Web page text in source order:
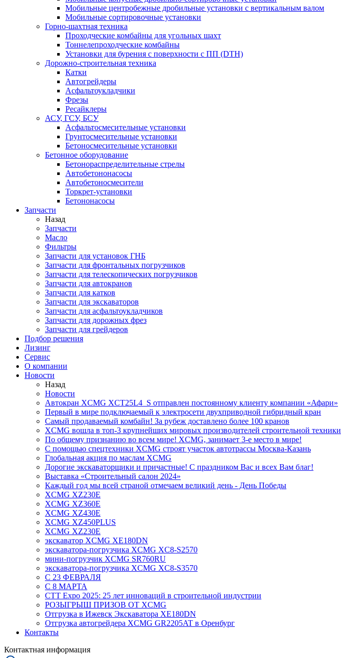
Мобильные центробежные дробильные установки с вертикальным валом
Мобильные сортировочные установки
Горно-шахтная техника
Проходческие комбайны для угольных шахт
Тоннелепроходческие комбайны
Установки для бурения с поверхности с ПП (DTH)
Дорожно-строительная техника
Катки
Автогрейдеры
Асфальтоукладчики
Фрезы
Ресайклеры
АСУ, ГСУ, БСУ
Асфальтосмесительные установки
Грунтосмесительные установки
Бетоносмесительные установки
Бетонное оборудование
Бетонораспределительные стрелы
Автобетононасосы
Автобетоносмесители
Торкрет-установки
Бетононасосы
Запчасти
Назад
Запчасти
Масло
Фильтры
Запчасти для установок ГНБ
Запчасти для фронтальных погрузчиков
Запчасти для телескопических погрузчиков
Запчасти для автокранов
Запчасти для катков
Запчасти для экскаваторов
Запчасти для асфальтоукладчиков
Запчасти для дорожных фрез
Запчасти для грейдеров
Подбор решения
Лизинг
Сервис
О компании
Новости
Назад
Новости
Автокран XCMG XCT25L4_S отправлен постоянному клиенту компании «Афари»
Первый в мире подключаемый к электросети двухприводной гибридный кран
Самый продаваемый комбайн! За рубеж доставлено более 100 кранов
XCMG вошла в топ-3 крупнейших мировых производителей строительной техники
По общему признанию во всем мире! XCMG, занимает 3-е место в мире!
С помощью спецтехники XCMG строят участок автотрассы Москва-Казань
Глобальная акция по маслам XCMG
Дорогие экскаваторщики и причастные! С праздником Вас и всех Вам благ!
Выставка «Строительный салон 2024»
Каждый год мы всей страной отмечаем великий день - День Победы
XCMG XZ230E
XCMG XZ360E
XCMG XZ430E
XCMG XZ450PLUS
XCMG XZ230E
экскаватор XCMG XE180DN
экскаватора-погрузчика XCMG XC8-S2570
мини-погрузчик XCMG SR760RU
экскаватора-погрузчика XCMG XC8-S3570
С 23 ФЕВРАЛЯ
С 8 МАРТА
CTT Expo 2025: 25 лет инноваций в строительной индустрии
РОЗЫГРЫШ ПРИЗОВ ОТ XCMG
Отгрузка в Ижевск Экскаватора XE180DN
Отгрузка автогрейдера XCMG GR2205AT в Оренбург
Контакты
Контактная информация